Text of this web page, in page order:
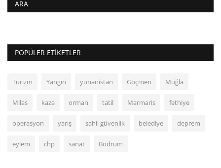
ARA
POPÜLER ETIKETLER
Turizm Yangın yunanistan Göçmen Muğla
Milas kaza orman tatil Marmaris fethiye
operasyon yarış sahil güvenlik belediye deprem
eylem chp sanat Bodrum